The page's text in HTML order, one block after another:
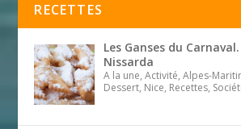
RECETTES
Les Ganses du
Nissarda
A la une, Activité, Alpes-
Dessert, Nice, Recettes,